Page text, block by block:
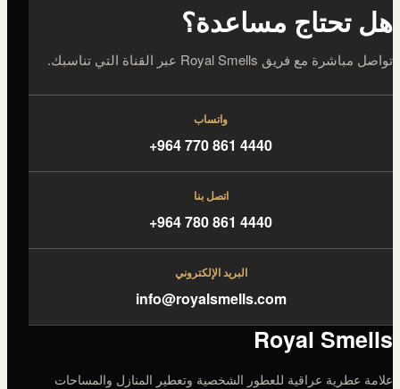
هل تحتاج مساعدة؟
تواصل مباشرة مع فريق Royal Smells عبر القناة التي تناسبك.
واتساب
+964 770 861 4440
اتصل بنا
+964 780 861 4440
البريد الإلكتروني
info@royalsmells.com
Royal Smells
علامة عطرية عراقية للعطور الشخصية وتعطير المنازل والمساحات